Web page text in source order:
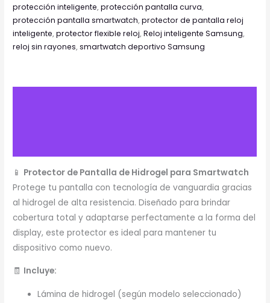
protección inteligente,protección pantalla curva,
protección pantalla smartwatch,protector de pantalla reloj
inteligente,protector flexible reloj,Reloj inteligente Samsung,
reloj sin rayones,smartwatch deportivo Samsung
📱 Protector de Pantalla de Hidrogel para Smartwatch
Protege tu pantalla con tecnología de vanguardia gracias
al hidrogel de alta resistencia. Diseñado para brindar
cobertura total y adaptarse perfectamente a la forma del
display, este protector es ideal para mantener tu
dispositivo como nuevo.
🧾 Incluye:
Lámina de hidrogel (según modelo seleccionado)